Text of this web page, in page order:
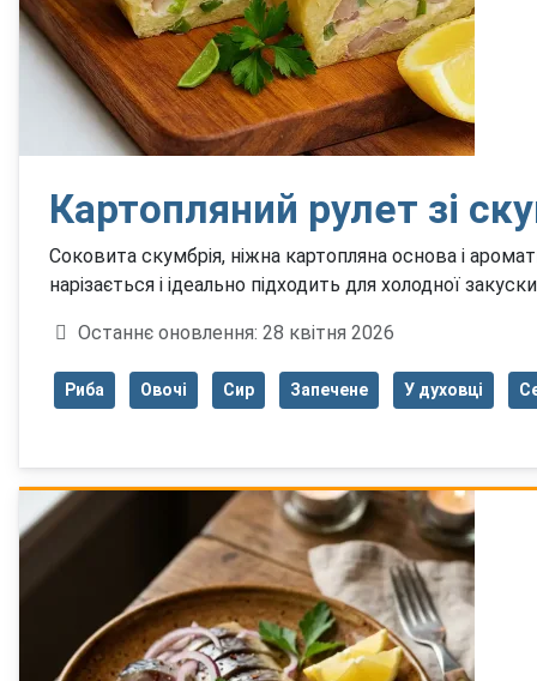
Картопляний рулет зі
Соковита скумбрія, ніжна картопляна основа і
нарізається і ідеально підходить для холодної
Деталі
Останнє оновлення: 28 квітня 2026
Риба Овочі Сир Запечене У духовці